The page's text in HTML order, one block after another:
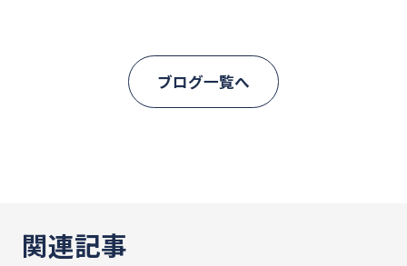
ブログ一覧へ
関連記事